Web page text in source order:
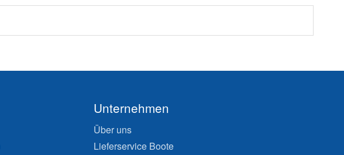
Unternehmen
Über uns
Lieferservice Boote